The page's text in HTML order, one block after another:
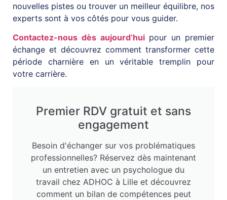
nouvelles pistes ou trouver un meilleur équilibre, nos
experts sont à vos côtés pour vous guider.
Contactez-nous dès aujourd’huipour un premier
échange et découvrez comment transformer cette
période charnière en un véritable tremplin pour
votre carrière.
Premier RDV gratuit et sans
engagement
Besoin d'échanger sur vos problématiques
professionnelles? Réservez dès maintenant
un entretien avec un psychologue du
travail chez ADHOC à Lille et découvrez
comment un bilan de compétences peut